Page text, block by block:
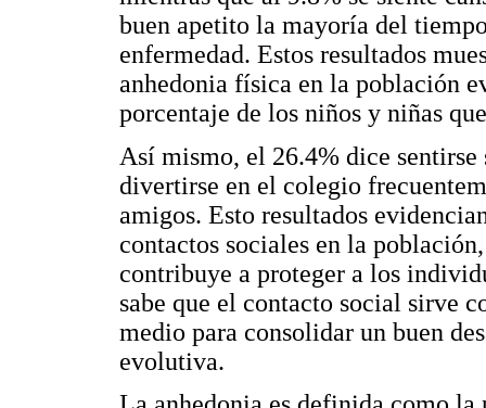
buen apetito la mayoría del
enfermedad. Estos resultados
anhedonia física en la población
porcentaje de los niños y niñas
Así mismo, el 26.4% dice
divertirse en el colegio
amigos. Esto resultados
contactos sociales en la
contribuye a proteger a los
sabe que el contacto social sirve
medio para consolidar un buen
evolutiva.